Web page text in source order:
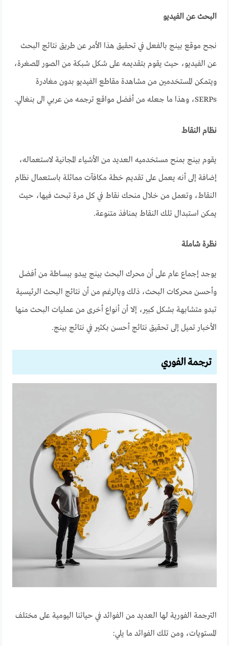
البحث عن الفيديو
نجح موقع بينج بالفعل في تحقيق هذا الأمر عن طريق نتائج البحث
عن الفيديو، حيث يقوم بتقديمه على شكل شبكة من الصور المصغرة،
ويتمكن المستخدمين من مشاهدة مقاطع الفيديو بدون مغادرة
SERPs، وهذا ما جعله من
أفضل مواقع ترجمه من عربي الى بنغالي.
نظام النقاط
يقوم بينج بمنح مستخدميه العديد من الأشياء المجانية لاستعماله،
إضافة إلى أنه يعمل على تقديم خطة مكافآت مماثلة باستعمال نظام
النقاط، وتعمل من خلال منحك نقاط في كل مرة تبحث فيها، حيث
يمكن استبدال تلك النقاط بمنافذ متنوعة.
نظرة شاملة
يوجد إجماع عام على أن محرك البحث بينج يبدو ببساطة من أفضل
وأحسن محركات البحث، ذلك وبالرغم من أن نتائج البحث الرئيسية
تبدو متشابهة بشكل كبير، إلا أن أنواع أخرى من عمليات البحث منها
الأخبار تميل إلى تحقيق نتائج أحسن بكثير في نتائج بينج.
ترجمة الفوري
الترجمة الفورية لها العديد من الفوائد في حياتنا اليومية على مختلف
المستويات، ومن تلك الفوائد ما يلي: